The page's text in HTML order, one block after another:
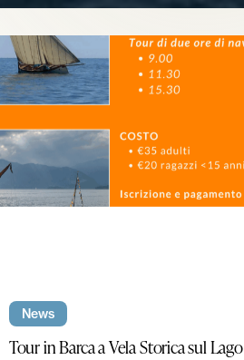
News
Tour in Barca a Vela Storica sul Lago